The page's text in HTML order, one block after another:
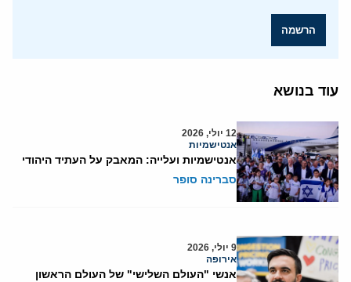
הרשמה
עוד בנושא
12 יולי, 2026
אנטישמיות
אנטישמיות ועלייה: המאבק על העתיד היהודי
סברינה סופר
9 יולי, 2026
אירופה
אנשי "העולם השלישי" של העולם הראשון